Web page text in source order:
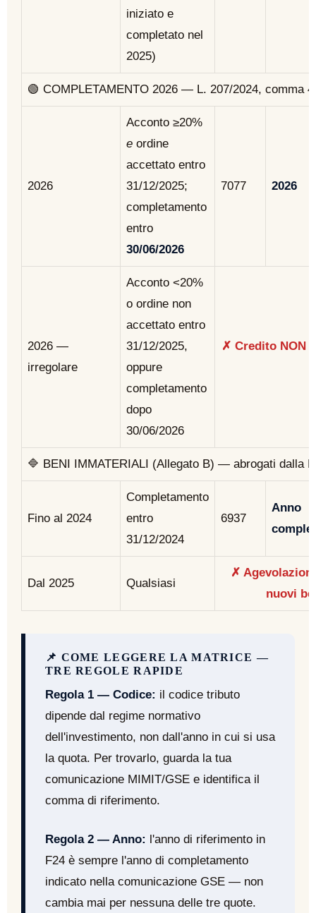
iniziato e
completato nel
2025)
🟢 COMPLETAMENTO 2026 — L. 207/2024, comma
2026
Acconto ≥20%
e ordine
accettato entro
31/12/2025;
completamento
entro
30/06/2026
7077 2026
2026 —
irregolare
Acconto <20%
o ordine non
accettato entro
31/12/2025,
oppure
completamento
dopo
30/06/2026
✗ Credito NON
🔷 BENI IMMATERIALI (Allegato B) — abrogati dalla
Fino al 2024
Completamento
entro
31/12/2024
6937
Anno
Dal 2025 Qualsiasi
✗
nuovi
📌 COME LEGGERE LA MATRICE —
TRE REGOLE RAPIDE
Regola 1 — Codice: il codice tributo
dipende dal regime normativo
dell'investimento, non dall'anno in cui si usa
la quota. Per trovarlo, guarda la tua
comunicazione MIMIT/GSE e identifica il
comma di riferimento.
Regola 2 — Anno: l'anno di riferimento in
F24 è sempre l'anno di completamento
indicato nella comunicazione GSE — non
cambia mai per nessuna delle tre quote.